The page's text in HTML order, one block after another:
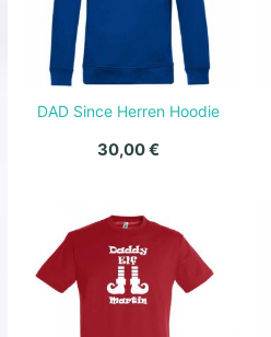
DAD Since Herren Hoodie
30,00€